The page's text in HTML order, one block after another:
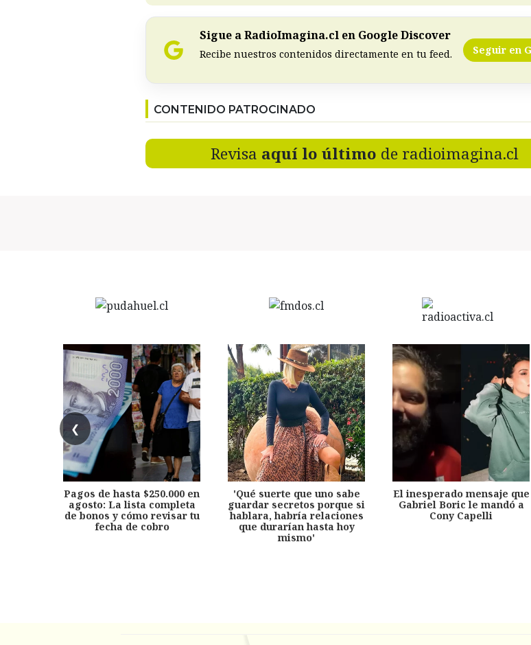
Sigue a RadioImagina.cl en Google Discover
Recibe nuestros contenidos directamente en tu feed. Seguir en
CONTENIDO PATROCINADO
Revisa aquí lo último de radioimagina.cl
❮
Pagos de hasta $250.000 en
agosto: La lista completa
de bonos y cómo revisar tu
fecha de cobro
'Qué suerte que uno sabe
guardar secretos porque si
hablara, habría relaciones
que durarían hasta hoy
mismo'
El inesperado mensaje que
Gabriel Boric le mandó a
Cony Capelli